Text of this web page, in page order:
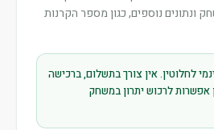
ונתונים נוספים, כגון מספר הקרנות
לחלוטין. אין צורך בתשלום, ברכישה
אפשרות לרכוש יתרון במשחק